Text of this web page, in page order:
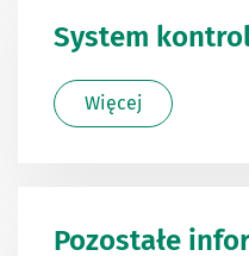
System
Więcej
Pozostałe